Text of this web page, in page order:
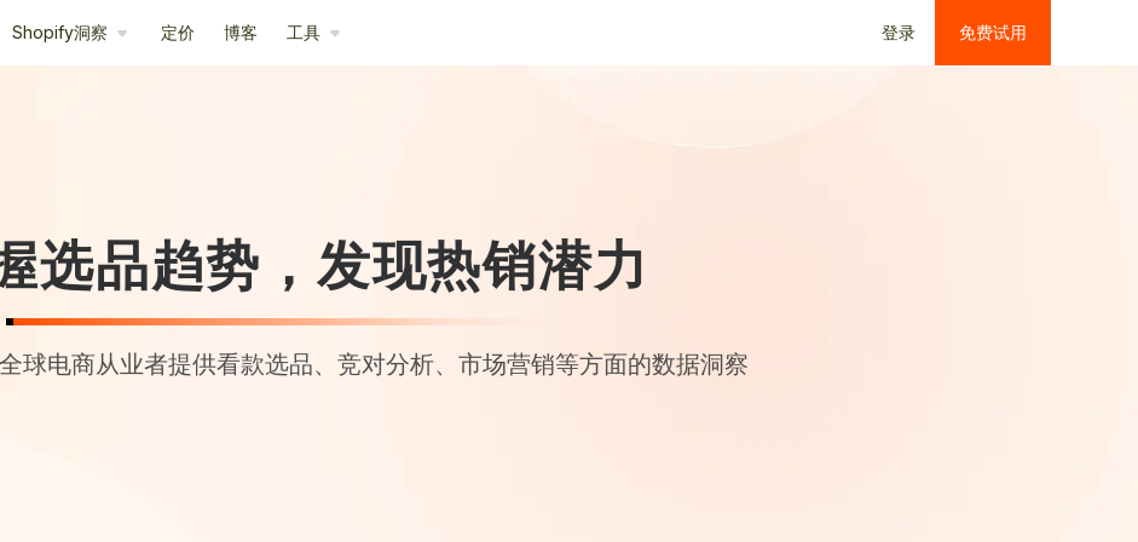
Shopify洞察 定价 博客 工具 登录 免费试用
选品趋势，发现热销潜力
球电商从业者提供看款选品、竞对分析、市场营销等方面的数据洞察